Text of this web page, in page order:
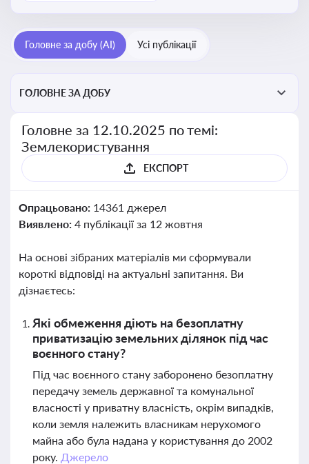
Головне за добу (AI) Усі публікації
ГОЛОВНЕ ЗА ДОБУ
Головне за 12.10.2025 по темі:
Землекористування
ЕКСПОРТ
Опрацьовано: 14361 джерел
Виявлено: 4 публікації за 12 жовтня
На основі зібраних матеріалів ми сформували
короткі відповіді на актуальні запитання. Ви
дізнаєтесь:
Які обмеження діють на безоплатну
приватизацію земельних ділянок під час
воєнного стану?
Під час воєнного стану заборонено безоплатну
передачу земель державної та комунальної
власності у приватну власність, окрім випадків,
коли земля належить власникам нерухомого
майна або була надана у користування до 2002
року. Джерело